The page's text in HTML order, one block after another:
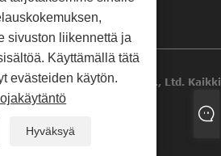
Lianchang Electronics Co., Ltd. Kaikki
Pidätetään
XML Tietosuojakäytäntö
sivuston liikennettä ja
Käyttämällä tätä
evästeiden käytön.
Hyväksyä